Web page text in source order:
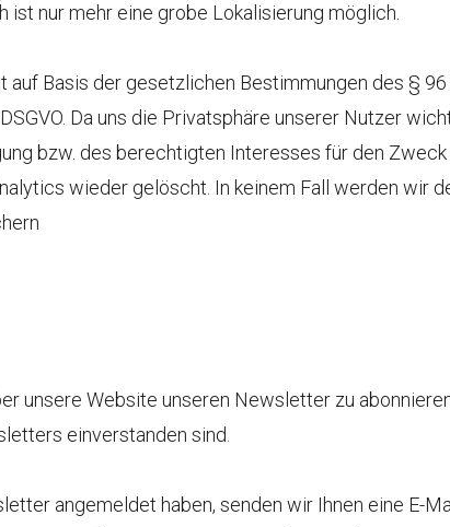
ist nur mehr eine grobe Lokalisierung möglich.
auf Basis der gesetzlichen Bestimmungen des §
Da uns die Privatsphäre unserer Nutzer
bzw. des berechtigten Interesses für den
wieder gelöscht. In keinem Fall werden
unsere Website unseren Newsletter zu
einverstanden sind.
angemeldet haben, senden wir Ihnen eine E-